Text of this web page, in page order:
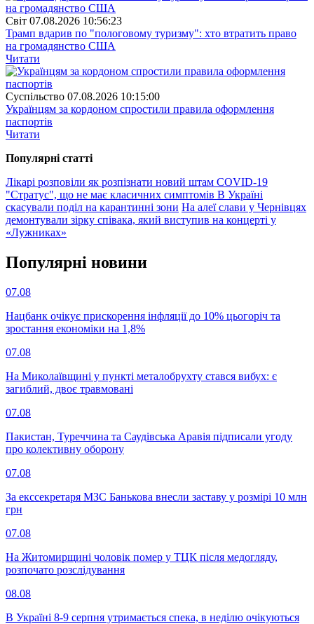
Свiт 07.08.2026 10:56:23
Трамп вдарив по "пологовому туризму": хто втратить право
на громадянство США
Читати
Суспiльство 07.08.2026 10:15:00
Українцям за кордоном спростили правила оформлення
паспортів
Читати
Популярнi статтi
Лікарі розповіли як розпізнати новий штам COVID-19
"Стратус", що не має класичних симптомів В Україні
скасували поділ на карантинні зони На алеї слави у Чернівцях
демонтували зірку співака, який виступив на концерті у
«Лужниках»
Популярнi новини
07.08
Нацбанк очікує прискорення інфляції до 10% цьогоріч та
зростання економіки на 1,8%
07.08
На Миколаївщині у пункті металобрухту стався вибух: є
загиблий, двоє травмовані
07.08
Пакистан, Туреччина та Саудівська Аравія підписали угоду
про колективну оборону
07.08
За екссекретаря МЗС Банькова внесли заставу у розмірі 10 млн
грн
07.08
На Житомирщині чоловік помер у ТЦК після медогляду,
розпочато розслідування
08.08
В Україні 8-9 серпня утримається спека, в неділю очікуються